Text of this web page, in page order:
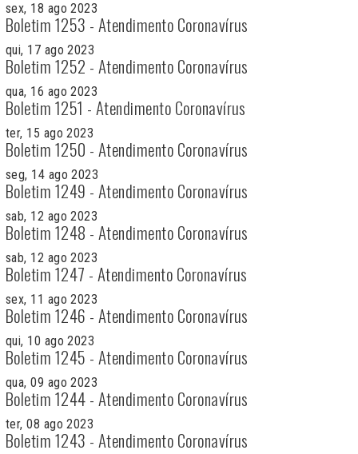
sex, 18 ago 2023
Boletim 1253 - Atendimento Coronavírus
qui, 17 ago 2023
Boletim 1252 - Atendimento Coronavírus
qua, 16 ago 2023
Boletim 1251 - Atendimento Coronavírus
ter, 15 ago 2023
Boletim 1250 - Atendimento Coronavírus
seg, 14 ago 2023
Boletim 1249 - Atendimento Coronavírus
sab, 12 ago 2023
Boletim 1248 - Atendimento Coronavírus
sab, 12 ago 2023
Boletim 1247 - Atendimento Coronavírus
sex, 11 ago 2023
Boletim 1246 - Atendimento Coronavírus
qui, 10 ago 2023
Boletim 1245 - Atendimento Coronavírus
qua, 09 ago 2023
Boletim 1244 - Atendimento Coronavírus
ter, 08 ago 2023
Boletim 1243 - Atendimento Coronavírus